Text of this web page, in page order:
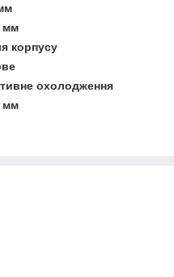
мм
корпусу
охолодження
мм